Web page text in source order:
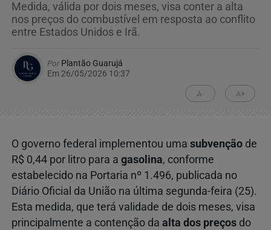
Medida, válida por dois meses, visa conter a alta
nos preços do combustível em resposta ao conflito
entre Estados Unidos e Irã.
PorPlantão Guarujá
Em 26/05/2026 10:37
A- A+
O governo federal implementou uma subvenção de
R$ 0,44 por litro para a gasolina, conforme
estabelecido na Portaria nº 1.496, publicada no
Diário Oficial da União na última segunda-feira (25).
Esta medida, que terá validade de dois meses, visa
principalmente a contenção da alta dos preços do